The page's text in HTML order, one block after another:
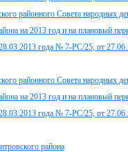
районного Совета народных
на 2013 год и на плановый
года № 7-РС/25, от
районного Совета народных
на 2013 год и на плановый
года № 7-РС/25, от
района